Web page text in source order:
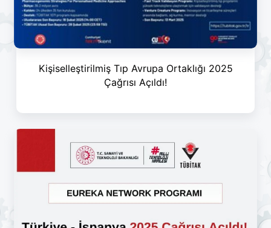
Kişiselleştirilmiş Tıp Avrupa Ortaklığı 2025
Çağrısı Açıldı!